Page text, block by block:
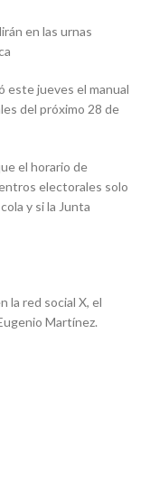
en las urnas
este jueves el manual
del próximo 28 de
el horario de
electorales solo
y si la Junta
la red social X, el
Martínez.